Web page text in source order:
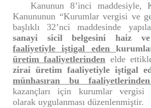
Kanunun 8’inci maddesiyle,
Kanununun “Kurumlar vergisi ve
başlıklı 32’nci maddesinde
sanayi sicil belgesini haiz
faaliyetiyle iştigal eden
üretim faaliyetlerinden elde
zirai üretim faaliyetiyle iştigal
münhasıran bu
kazançları için kurumlar vergisi
olarak uygulanması düzenlenmiştir.